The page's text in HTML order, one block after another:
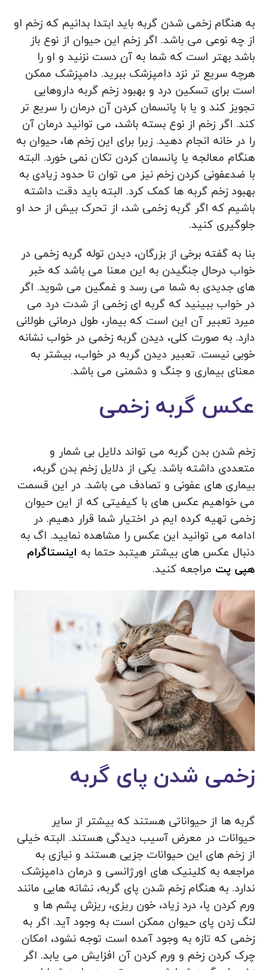
به هنگام زخمی شدن گربه باید ابتدا بدانیم که زخم او
از چه نوعی می باشد. اگر زخم این حیوان از نوع باز
باشد بهتر است که شما به آن دست نزنید و او را
هرچه سریع تر نزد دامپزشک ببرید. دامپزشک ممکن
است برای تسکین درد و بهبود زخم گربه داروهایی
تجویز کند و یا با پانسمان کردن آن درمان را سریع تر
کند. اگر زخم از نوع بسته باشد، می توانید درمان آن
را در خانه انجام دهید. زیرا برای این زخم ها، حیوان به
هنگام معالجه یا پانسمان کردن تکان نمی خورد. البته
با ضدعفونی کردن زخم نیز می توان تا حدود زیادی به
بهبود زخم گربه ها کمک کرد. البته باید دقت داشته
باشیم که اگر گربه زخمی شد، از تحرک بیش از حد او
جلوگیری کنید.
بنا به گفته برخی از بزرگان، دیدن توله گربه زخمی در
خواب درحال جنگیدن به این معنا می باشد که خبر
های جدیدی به شما می رسد و غمگین می شوید. اگر
در خواب ببینید که گربه ای زخمی از شدت درد می
میرد تعبیر آن این است که بیمار، طول درمانی طولانی
دارد. به صورت کلی، دیدن گربه زخمی در خواب نشانه
خوبی نیست. تعبیر دیدن گربه در خواب، بیشتر به
معنای بیماری و جنگ و دشمنی می باشد.
عکس گربه زخمی
زخم شدن بدن گربه می تواند دلایل بی شمار و
متعددی داشته باشد. یکی از دلایل زخم بدن گربه،
بیماری های عفونی و تصادف می باشد. در این قسمت
می خواهیم عکس های با کیفیتی که از این حیوان
زخمی تهیه کرده ایم در اختیار شما قرار دهیم. در
ادامه می توانید این عکس را مشاهده نمایید. اگ به
دنبال عکس های بیشتر هیتبد حتما به اینستاگرام
هپی پت مراجعه کنید.
زخمی شدن پای گربه
گربه ها از حیواناتی هستند که بیشتر از سایر
حیوانات در معرض آسیب دیدگی هستند. البته خیلی
از زخم های این حیوانات جزیی هستند و نیازی به
مراجعه به کلینیک های اورژانسی و درمان دامپزشک
ندارد. به هنگام زخم شدن پای گربه، نشانه هایی مانند
ورم کردن پا، درد زیاد، خون ریزی، ریزش پشم ها و
لنگ زدن پای حیوان ممکن است به وجود آید. اگر به
زخمی که تازه به وجود آمده است توجه نشود، امکان
چرک کردن زخم و ورم کردن آن افزایش می یابد. اگر